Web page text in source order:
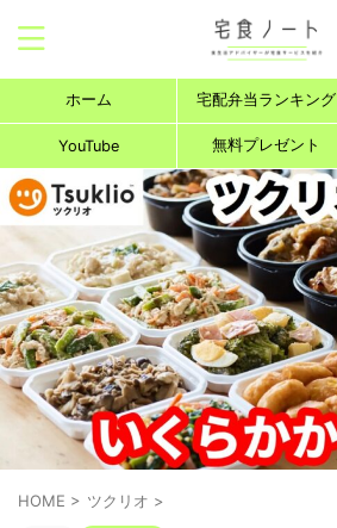
ホーム 宅配弁当ランキング
YouTube 無料プレゼント
HOME > ツクリオ >